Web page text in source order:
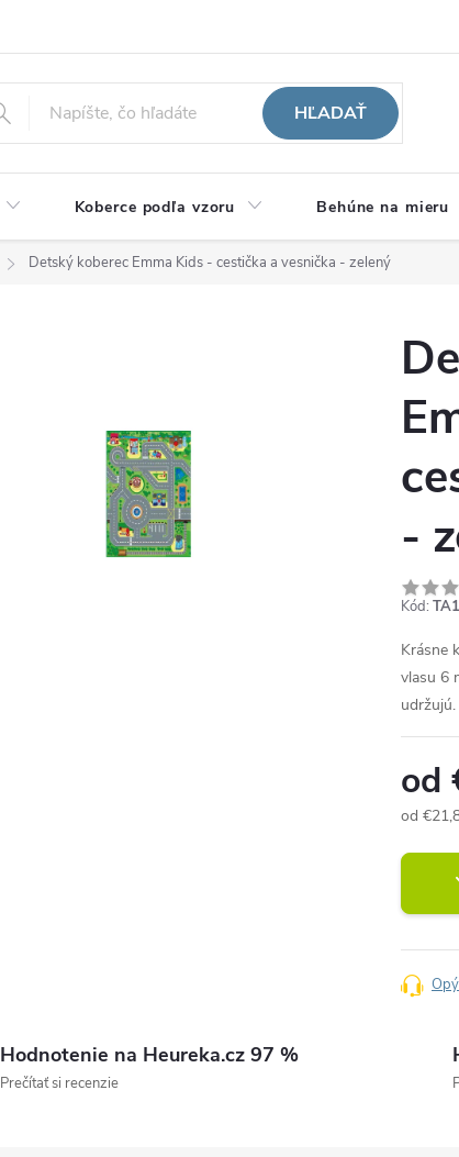
HĽADAŤ
Koberce podľa vzoru Behúne na mieru
Detský koberec Emma Kids - cestička a vesnička - zelený
-
Kód:
Krásne
vlasu 6
udržujú.
od
od
cena:
Hodnotenie na Heureka.cz 97 %
Prečítať si recenzie